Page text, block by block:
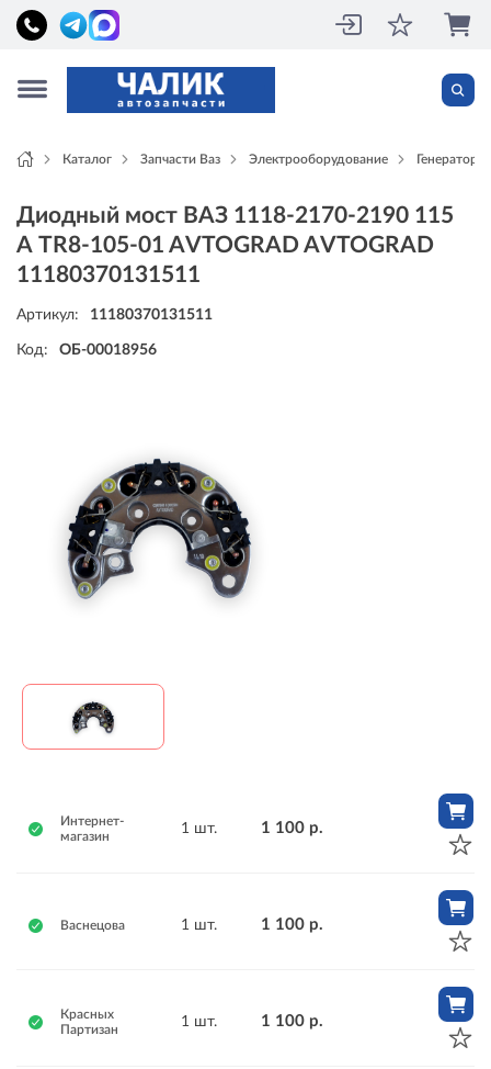
Каталог Запчасти Ваз Электрооборудование Генераторы
Диодный мост ВАЗ 1118-2170-2190 115
А TR8-105-01 AVTOGRAD AVTOGRAD
11180370131511
Артикул: 11180370131511
Код: ОБ-00018956
Интернет-
магазин
1 шт. 1 100 р.
Васнецова 1 шт. 1 100 р.
Красных
Партизан
1 шт. 1 100 р.